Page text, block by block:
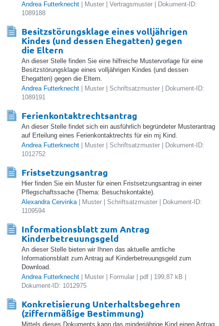
Andrea Futterknecht | Muster | Vertragsmuster | Dokument-ID:
1089188
Besitzstörungsklage eines volljährigen
Kindes (und dessen Ehegatten) gegen
die Eltern
An dieser Stelle finden Sie eine hilfreiche Mustervorlage für eine
Besitzstörungsklage eines volljährigen Kindes (und dessen
Ehegatten) gegen die Eltern.
Andrea Futterknecht | Muster | Schriftsatzmuster | Dokument-ID:
1089191
Ferienkontaktrechtsantrag
An dieser Stelle findet sich ein ausführlich begründeter Musterantrag
auf Erteilung eines Ferienkontaktrechts für ein mj Kind.
Andrea Futterknecht | Muster | Schriftsatzmuster | Dokument-ID:
1012752
Fristsetzungsantrag
Hier finden Sie ein Muster für einen Fristsetzungsantrag in einer
Pflegschaftssache (Thema: Besuchskontakte).
Alexandra Cervinka| Muster | Schriftsatzmuster | Dokument-ID:
1109594
Informationsblatt zum Antrag
Kinderbetreuungsgeld
An dieser Stelle bieten wir Ihnen das aktuelle amtliche
Informationsblatt zum Antrag auf Kinderbetreuungsgeld zum
Download.
Andrea Futterknecht | Muster | Formular | pdf | 199,87 kB |
Dokument-ID: 1012975
Konkretisierung Unterhaltsbegehren
(ziffernmäßige Bestimmung)
Mittels dieses Dokuments kann das minderjährige Kind einen Antrag